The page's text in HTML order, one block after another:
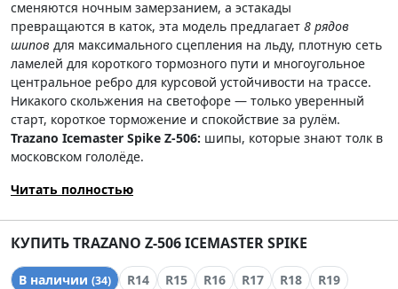
сменяются ночным замерзанием, а эстакады
превращаются в каток, эта модель предлагает 8 рядов
шипов для максимального сцепления на льду, плотную сеть
ламелей для короткого тормозного пути и многоугольное
центральное ребро для курсовой устойчивости на трассе.
Никакого скольжения на светофоре — только уверенный
старт, короткое торможение и спокойствие за рулём.
Trazano Icemaster Spike Z-506: шипы, которые знают толк в
московском гололёде.
Читать полностью
КУПИТЬ TRAZANO Z-506 ICEMASTER SPIKE
В наличии (34) R14 R15 R16 R17 R18 R19